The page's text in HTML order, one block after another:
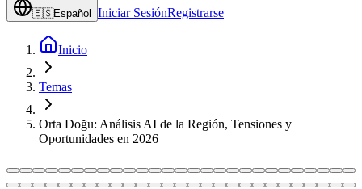
🇪🇸Español Iniciar SesiónRegistrarse
Inicio
Temas
Orta Doğu: Análisis AI de la Región, Tensiones y
Oportunidades en 2026